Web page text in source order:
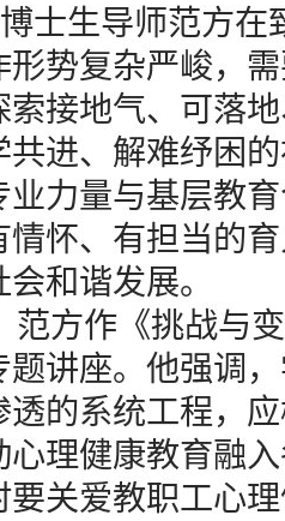
士生导师范方
形势复杂严峻，
索接地气、可落
共进、解难纾困
业力量与基层教
怀、有担当的
和谐发展。
方作《挑战与
题讲座。他强调
透的系统工程，
心理健康教育融
要关爱教职工心